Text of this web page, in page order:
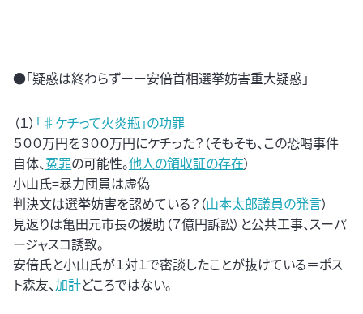
●「疑惑は終わらずーー安倍首相選挙妨害重大疑惑」
（１） 「♯ケチって火炎瓶」の功罪
５００万円を３００万円にケチった？（そもそも、この恐喝事件
自体、冤罪の可能性。他人の領収証の存在）
小山氏=暴力団員は虚偽
判決文は選挙妨害を認めている？（山本太郎議員の発言）
見返りは亀田元市長の援助（７億円訴訟）と公共工事、スーパ
ージャスコ誘致。
安倍氏と小山氏が１対１で密談したことが抜けている＝ポス
ト森友、加計どころではない。